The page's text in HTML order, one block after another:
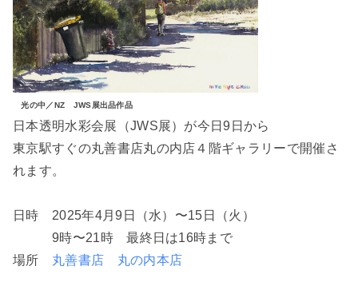
光の中／NZ JWS展出品作品
日本透明水彩会展（JWS展）が今日9日から
東京駅すぐの丸善書店丸の内店４階ギャラリーで開催さ
れます。
日時 2025年4月9日（水）〜15日（火）
9時〜21時 最終日は16時まで
場所 丸善書店 丸の内本店